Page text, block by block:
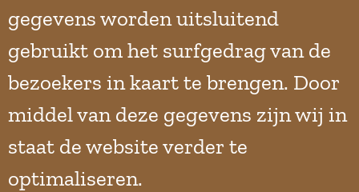
gegevens worden uitsluitend
gebruikt om het surfgedrag van de
bezoekers in kaart te brengen. Door
middel van deze gegevens zijn wij in
staat de website verder te
optimaliseren.